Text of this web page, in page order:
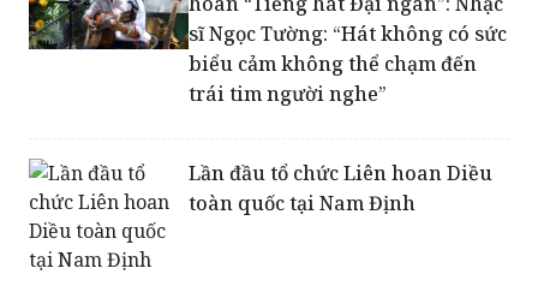
sĩ Ngọc Tường: “Hát không có sức
biểu cảm không thể chạm đến
trái tim người nghe”
Lần đầu tổ chức Liên hoan Diều
toàn quốc tại Nam Định